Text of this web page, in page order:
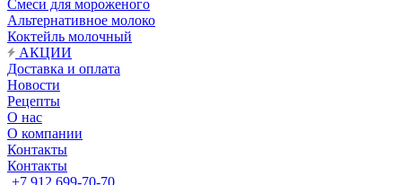
Смеси для мороженого
Альтернативное молоко
Коктейль молочный
АКЦИИ
Доставка и оплата
Новости
Рецепты
О нас
О компании
Контакты
Контакты
+7 912 699-70-70